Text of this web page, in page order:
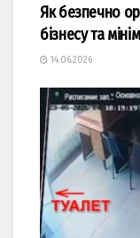
Як безпечно
бізнесу та
14.06.2026